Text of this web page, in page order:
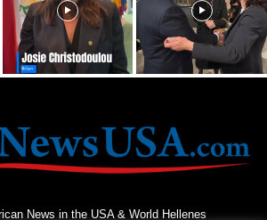
News in the USA & World Hellenes